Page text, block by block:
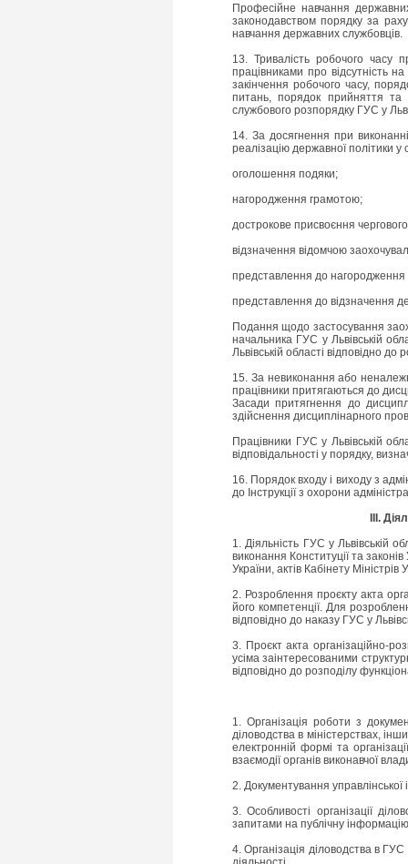
Професійне навчання
законодавством порядку за
навчання державних службовців.
13. Тривалість робочого часу
працівниками про відсутність
закінчення робочого часу,
питань, порядок прийняття та
службового розпорядку ГУС у
14. За досягнення при
реалізацію державної політики у
оголошення подяки;
нагородження грамотою;
дострокове присвоєння
відзначення відомчою
представлення до нагородження
представлення до відзначення
Подання щодо застосування
начальника ГУС у Львівській
Львівській області відповідно
15. За невиконання або
працівники притягаються до
Засади притягнення до
здійснення дисциплінарного
Працівники ГУС у Львівській
відповідальності у порядку,
16. Порядок входу і виходу з
до Інструкції з охорони
III.
1. Діяльність ГУС у Львівській
виконання Конституції та
України, актів Кабінету
2. Розроблення проєкту акта
його компетенції. Для
відповідно до наказу ГУС у
3. Проєкт акта організаційно-
усіма заінтересованими
відповідно до розподілу
1. Організація роботи з
діловодства в міністерствах,
електронній формі та
взаємодії органів виконавчої
2. Документування управлінської
3. Особливості організації
запитами на публічну
4. Організація діловодства в